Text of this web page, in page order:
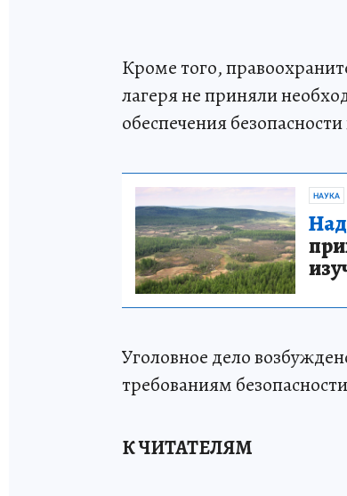
Кроме того,
лагеря не приняли
обеспечения
НАУКА
Уголовное дело
требованиям
К ЧИТАТЕЛЯМ